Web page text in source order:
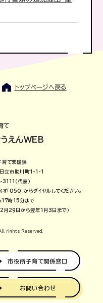
トップページへ戻る
て
えんWEB
て支援課
立市助川町1-1-1
（代表）
「050」からダイヤルしてください。
17時15分まで
月29日から翌年1月3日まで）
rights Reserved.
市役所子育て関係窓口
お問い合わせ